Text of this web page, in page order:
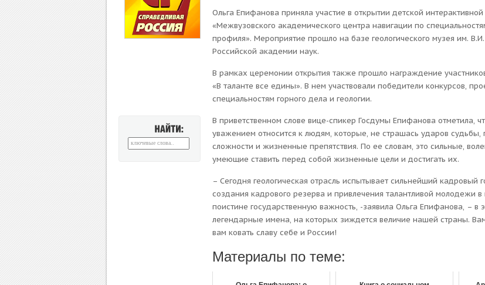
Ольга Епифанова приняла участие в открытии детской
«Межвузовского академического центра навигации по
профиля». Мероприятие прошло на базе геологического музея им.
Российской академии наук.
В рамках церемонии открытия также прошло награждение
«В таланте все едины». В нем участвовали победители конкурсов,
специальностям горного дела и геологии.
В приветственном слове вице-спикер Госдумы Епифанова отметила,
уважением относится к людям, которые, не страшась ударов судьбы,
сложности и жизненные препятствия. По ее словам, это сильные,
умеющие ставить перед собой жизненные цели и достигать их.
– Сегодня геологическая отрасль испытывает сильнейший кадровый
создания кадрового резерва и привлечения талантливой молодежи в
поистине государственную важность, -заявила Ольга Епифанова, – в
легендарные имена, на которых зиждется величие нашей страны.
вам ковать славу себе и России!
Материалы по теме: